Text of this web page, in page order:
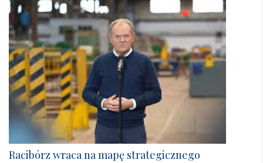
Racibórz wraca na mapę strategicznego